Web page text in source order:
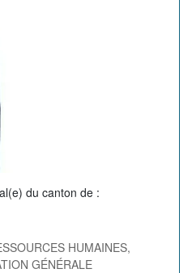
du canton de
HUMAINES,
GÉNÉRALE